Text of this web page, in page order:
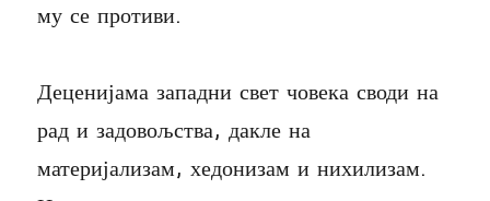
му се противи.
Деценијама западни свет човека своди на
рад и задовољства, дакле на
материјализам, хедонизам и нихилизам.